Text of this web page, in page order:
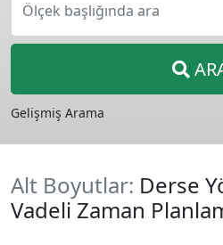
Ölçek başlığında ara
Gelişmiş Arama
Alt Boyutlar: Derse
Vadeli Zaman